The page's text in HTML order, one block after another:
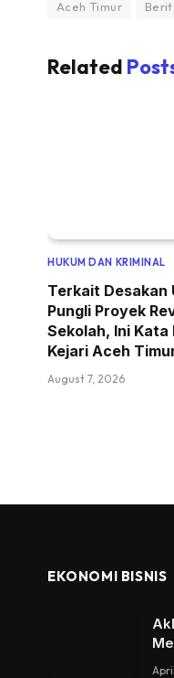
Aceh Timur
Related
HUKUM DAN KRIMINAL
Terkait Desakan
Pungli Proyek
Sekolah, Ini Kata
Kejari Aceh
August 7, 2026
EKONOMI BISNIS